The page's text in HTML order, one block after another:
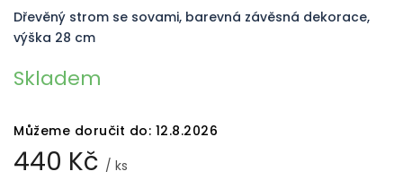
440 Kč / ks
Skladem
Můžeme doručit do: 12.8.2026
Dřevěný strom se sovami, barevná závěsná dekorace,
výška 28 cm